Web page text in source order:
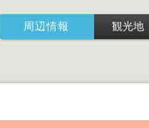
周辺情報 観光地